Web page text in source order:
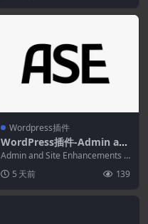
Wordpress插件
WordPress插件-Admin an
d Site Enhancements Pro
8.9.2
Admin and Site Enhancements P
ro是一个模块化、轻量...
5 天前 139